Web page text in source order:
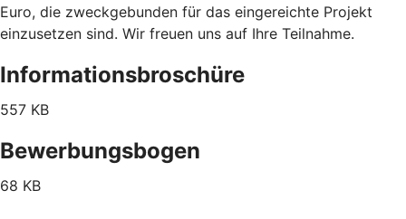
Euro, die zweckgebunden für das eingereichte Projekt
einzusetzen sind. Wir freuen uns auf Ihre Teilnahme.
Informationsbroschüre
557 KB
Bewerbungsbogen
68 KB